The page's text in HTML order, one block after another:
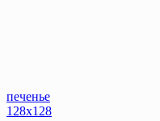
печенье
128x128